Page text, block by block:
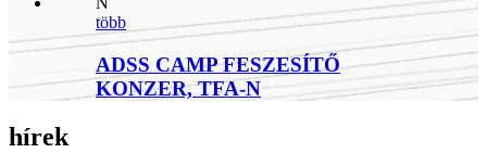
több
ADSS CAMP FESZESÍTŐ
KONZER, TFA-N
hírek